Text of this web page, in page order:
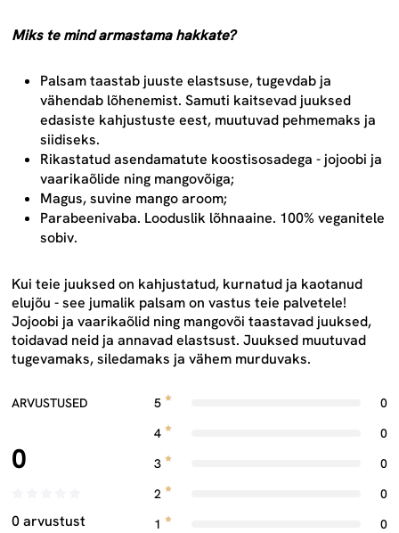
Miks te mind armastama hakkate?
Palsam taastab juuste elastsuse, tugevdab ja
vähendab lõhenemist. Samuti kaitsevad juuksed
edasiste kahjustuste eest, muutuvad pehmemaks ja
siidiseks.
Rikastatud asendamatute koostisosadega - jojoobi ja
vaarikaõlide ning mangovõiga;
Magus, suvine mango aroom;
Parabeenivaba. Looduslik lõhnaaine. 100% veganitele
sobiv.
Kui teie juuksed on kahjustatud, kurnatud ja kaotanud
elujõu - see jumalik palsam on vastus teie palvetele!
Jojoobi ja vaarikaõlid ning mangovõi taastavad juuksed,
toidavad neid ja annavad elastsust. Juuksed muutuvad
tugevamaks, siledamaks ja vähem murduvaks.
ARVUSTUSED
0
0 arvustust
5
0
4
0
3
0
2
0
1
0